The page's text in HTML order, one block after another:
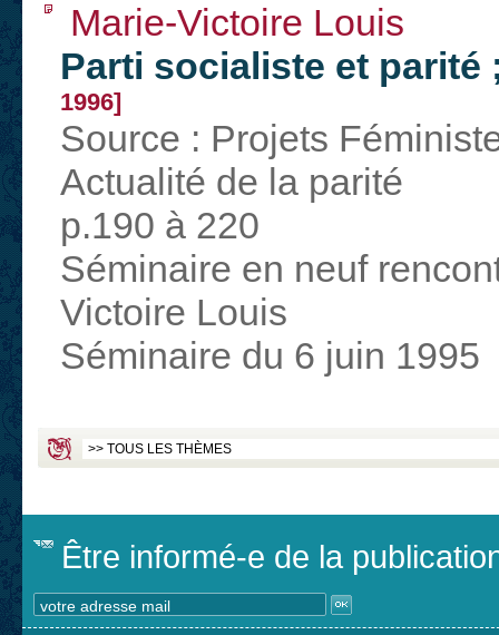
Marie-Victoire Louis
Parti socialiste et parité
1996]
Source : Projets
Actualité de la parité
p.190 à 220
Séminaire en neuf
Victoire Louis
Séminaire du 6 juin 1995
Être informé-e de la